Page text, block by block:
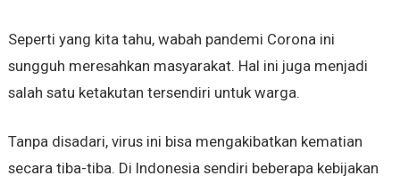
Seperti yang kita tahu, wabah pandemi Corona ini
sungguh meresahkan masyarakat. Hal ini juga menjadi
salah satu ketakutan tersendiri untuk warga.
Tanpa disadari, virus ini bisa mengakibatkan kematian
secara tiba-tiba. Di Indonesia sendiri beberapa kebijakan